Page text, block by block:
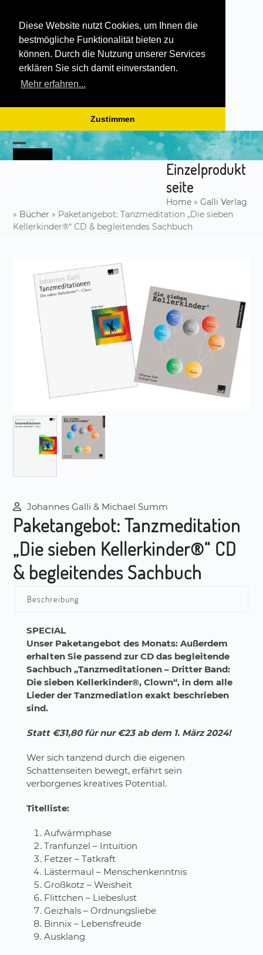
Diese Website nutzt Cookies, um Ihnen die
bestmögliche Funktionalität bieten zu
können. Durch die Nutzung unserer Services
erklären Sie sich damit einverstanden.
Mehr erfahren...
Zustimmen
Skip
to
content
Open
Close
Einzelprodukt
seite
Home» Galli Verlag
» Bücher » Paketangebot: Tanzmeditation „Die sieben
Kellerkinder®“ CD & begleitendes Sachbuch
Johannes Galli & Michael Summ
Paketangebot: Tanzmeditation
„Die sieben Kellerkinder®“ CD
& begleitendes Sachbuch
Beschreibung
SPECIAL
Unser Paketangebot des Monats: Außerdem
erhalten Sie passend zur CD das begleitende
Sachbuch „Tanzmeditationen – Dritter Band:
Die sieben Kellerkinder®, Clown“, in dem alle
Lieder der Tanzmediation exakt beschrieben
sind.
Statt €31,80 für nur €23 ab dem 1. März 2024!
Wer sich tanzend durch die eigenen
Schattenseiten bewegt, erfährt sein
verborgenes kreatives Potential.
Titelliste:
Aufwärmphase
Tranfunzel – Intuition
Fetzer – Tatkraft
Lästermaul – Menschenkenntnis
Großkotz – Weisheit
Flittchen – Liebeslust
Geizhals – Ordnungsliebe
Binnix – Lebensfreude
Ausklang